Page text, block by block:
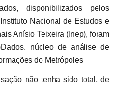
disponibilizados pelos
Nacional de Estudos e
Anísio Teixeira (Inep), foram
núcleo de análise de
do Metrópoles.
não tenha sido total, de